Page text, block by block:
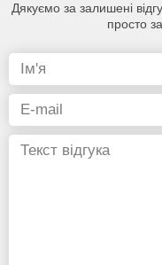
Дякуємо за залишені
просто